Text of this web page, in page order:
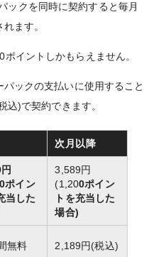
ックを同時に契約すると毎月
れます。
イントしかもらえません。
ックの支払いに使用すること
込)で契約できます。
次月以降
ポイン
当した
3,589円
(1,200ポイン
トを充当した
場合)
無料 2,189円(税込)